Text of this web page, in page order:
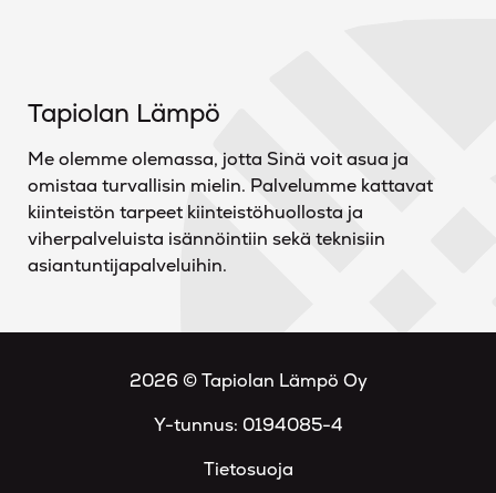
Tapiolan Lämpö
Me olemme olemassa, jotta Sinä voit asua ja
omistaa turvallisin mielin. Palvelumme kattavat
kiinteistön tarpeet kiinteistöhuollosta ja
viherpalveluista isännöintiin sekä teknisiin
asiantuntijapalveluihin.
2026 © Tapiolan Lämpö Oy
Y-tunnus: 0194085-4
Tietosuoja